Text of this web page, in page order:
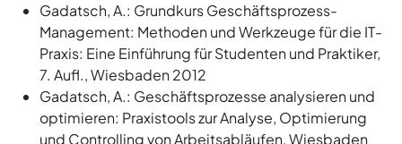
Gadatsch, A.: Grundkurs Geschäftsprozess-
Management: Methoden und Werkzeuge für die IT-
Praxis: Eine Einführung für Studenten und Praktiker,
7. Aufl., Wiesbaden 2012
Gadatsch, A.: Geschäftsprozesse analysieren und
optimieren: Praxistools zur Analyse, Optimierung
und Controlling von Arbeitsabläufen, Wiesbaden